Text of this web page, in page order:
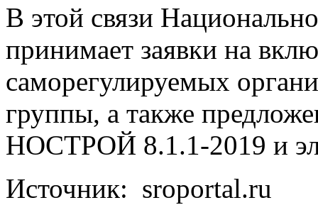
В этой связи
принимает заявки на
саморегулируемых
группы, а также
НОСТРОЙ 8.1.1-2019 и
Источник: sroportal.ru